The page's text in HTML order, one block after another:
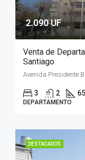
2.090 UF
Venta de
Santiago
Avenida Presidente
3 2
DEPARTAMENTO
DESTACADOS